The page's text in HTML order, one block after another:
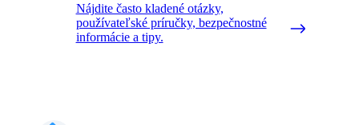
Nájdite často kladené otázky,
používateľské príručky, bezpečnostné
informácie a tipy.